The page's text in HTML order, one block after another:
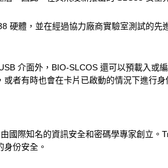
硬體，並在經過協力廠商實驗室測試的
介面外，BIO-SLCOS 還可以預載入
者有時也會在卡片已啟動的情況下進行身
國際知名的資訊安全和密碼學專家創立
份安全。